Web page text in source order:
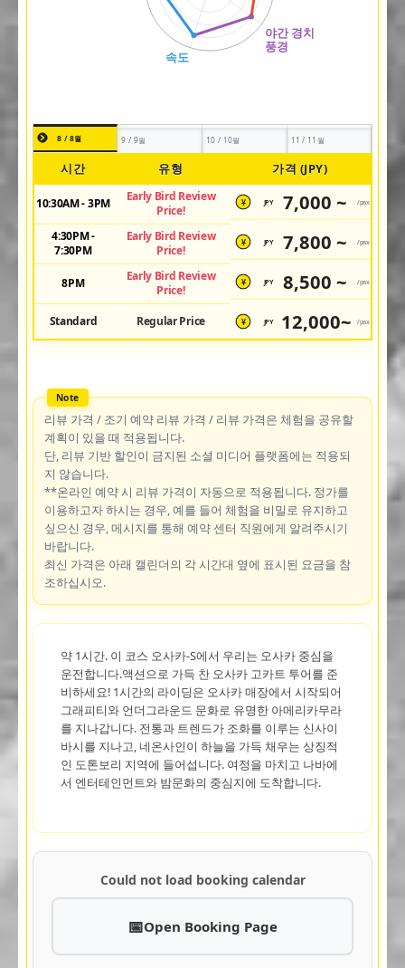
8 / 8월 9 / 9월 10 / 10월 11 / 11월
시간 유형 가격 (JPY)
10:30AM - 3PM
Early Bird Review
Price!
¥ JPY 7,000 ~ /pax
4:30PM -
7:30PM
Early Bird Review
Price!
¥ JPY 7,800 ~ /pax
8PM
Early Bird Review
Price!
¥ JPY 8,500 ~ /pax
Standard Regular Price ¥ JPY 12,000~ /pax
리뷰 가격 / 조기 예약 리뷰 가격 / 리뷰 가격은 체험을 공유할
계획이 있을 때 적용됩니다.
단, 리뷰 기반 할인이 금지된 소셜 미디어 플랫폼에는 적용되
지 않습니다.
**온라인 예약 시 리뷰 가격이 자동으로 적용됩니다. 정가를
이용하고자 하시는 경우, 예를 들어 체험을 비밀로 유지하고
싶으신 경우, 메시지를 통해 예약 센터 직원에게 알려주시기
바랍니다.
최신 가격은 아래 캘린더의 각 시간대 옆에 표시된 요금을 참
조하십시오.
약 1시간. 이 코스 오사카-S에서 우리는 오사카 중심을
운전합니다.액션으로 가득 찬 오사카 고카트 투어를 준
비하세요! 1시간의 라이딩은 오사카 매장에서 시작되어
그래피티와 언더그라운드 문화로 유명한 아메리카무라
를 지나갑니다. 전통과 트렌드가 조화를 이루는 신사이
바시를 지나고, 네온사인이 하늘을 가득 채우는 상징적
인 도톤보리 지역에 들어섭니다. 여정을 마치고 나바에
서 엔터테인먼트와 밤문화의 중심지에 도착합니다.
Could not load booking calendar
Open Booking Page